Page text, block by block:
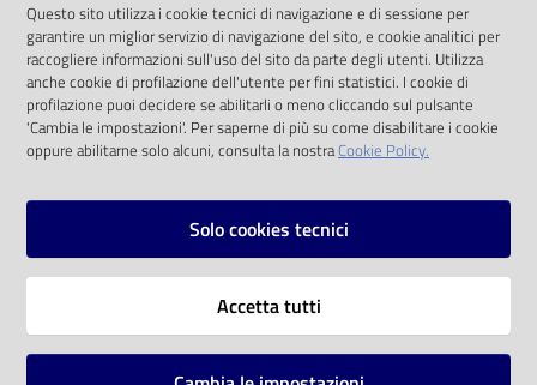
Chiedi al
bibliotecario
Avvisi
solo alle condizioni previste dalla direttiva
comunitaria 2003/98/CE e dal d.lgs. 36/2006
SOCIAL
Instagram
Vai alla pagina
Questo sito utilizza i cookie tecnici di navigazione e di sessione per
garantire un miglior servizio di navigazione del sito, e cookie analitici per
raccogliere informazioni sull'uso del sito da parte degli utenti. Utilizza
anche cookie di profilazione dell'utente per fini statistici. I cookie di
profilazione puoi decidere se abilitarli o meno cliccando sul pulsante
'Cambia le impostazioni'. Per saperne di più su come disabilitare i cookie
oppure abilitarne solo alcuni, consulta la nostraCookie Policy.
Solo cookies tecnici
Accetta tutti